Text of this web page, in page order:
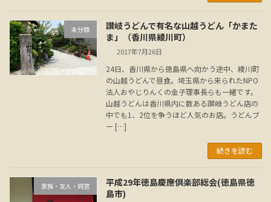
未分類
讃岐うどんで有名な山越うどん「かまた
ま」（香川県綾川町）
2017年7月26日
24日、香川県から徳島県へ向かう途中、綾川町
の山越うどんで昼食。埼玉県から来られたNPO
法人おやじりんくの金子理事長らも一緒です。
山越うどんは香川県内に数ある讃岐うどん店の
中でも1、2位を争うほど人気のお店。うどんブ
ー […]
続きを読む
家族・友人・同窓
平成29年徳島慶應倶楽部総会(徳島県徳
島市)